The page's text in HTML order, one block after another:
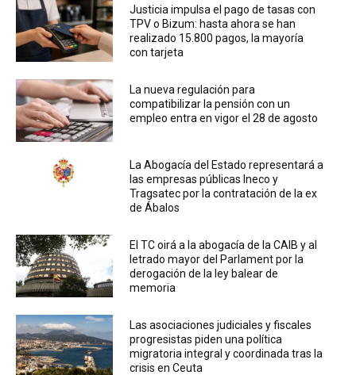
Justicia impulsa el pago de tasas con
TPV o Bizum: hasta ahora se han
realizado 15.800 pagos, la mayoría
con tarjeta
La nueva regulación para
compatibilizar la pensión con un
empleo entra en vigor el 28 de agosto
La Abogacía del Estado representará a
las empresas públicas Ineco y
Tragsatec por la contratación de la ex
de Ábalos
El TC oirá a la abogacía de la CAIB y al
letrado mayor del Parlament por la
derogación de la ley balear de
memoria
Las asociaciones judiciales y fiscales
progresistas piden una política
migratoria integral y coordinada tras la
crisis en Ceuta